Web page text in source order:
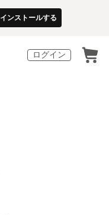
インストールする
ログイン